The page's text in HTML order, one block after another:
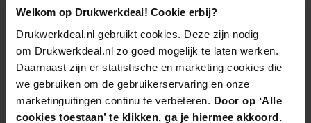
Welkom op Drukwerkdeal! Cookie erbij?
Drukwerkdeal.nl gebruikt cookies. Deze zijn nodig
om Drukwerkdeal.nl zo goed mogelijk te laten werken.
Daarnaast zijn er statistische en marketing cookies die
we gebruiken om de gebruikerservaring en onze
marketinguitingen continu te verbeteren. Door op ‘Alle
cookies toestaan’ te klikken, ga je hiermee akkoord.